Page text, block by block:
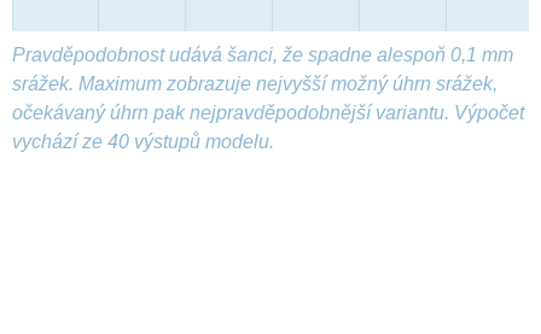
Pravděpodobnost udává šanci, že spadne alespoň 0,1 mm
srážek. Maximum zobrazuje nejvyšší možný úhrn srážek,
očekávaný úhrn pak nejpravděpodobnější variantu. Výpočet
vychází ze 40 výstupů modelu.